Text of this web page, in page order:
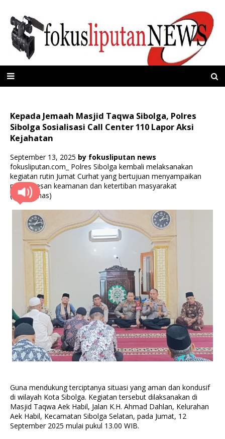
Kepada Jemaah Masjid Taqwa Sibolga, Polres
Sibolga Sosialisasi Call Center 110 Lapor Aksi
Kejahatan
September 13, 2025 by fokusliputan news
fokusliputan.com_ Polres Sibolga kembali melaksanakan
kegiatan rutin Jumat Curhat yang bertujuan menyampaikan
pesan-pesan keamanan dan ketertiban masyarakat
(Kamtibmas)
Guna mendukung terciptanya situasi yang aman dan kondusif
di wilayah Kota Sibolga. Kegiatan tersebut dilaksanakan di
Masjid Taqwa Aek Habil, Jalan K.H. Ahmad Dahlan, Kelurahan
Aek Habil, Kecamatan Sibolga Selatan, pada Jumat, 12
September 2025 mulai pukul 13.00 WIB.